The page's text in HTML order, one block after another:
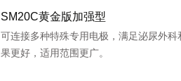
SM20C黄金版加强型
可连接多种特殊专用电极，满足泌尿外
果更好，适用范围更广。